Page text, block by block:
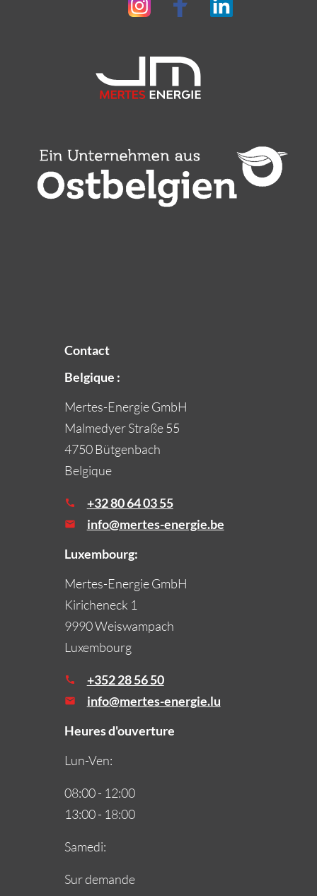
Contact
Belgique :
Mertes-Energie GmbH
Malmedyer Straße 55
4750 Bütgenbach
Belgique
+32 80 64 03 55
info@mertes-energie.be
Luxembourg:
Mertes-Energie GmbH
Kiricheneck 1
9990 Weiswampach
Luxembourg
+352 28 56 50
info@mertes-energie.lu
Heures d'ouverture
Lun-Ven:
08:00 - 12:00
13:00 - 18:00
Samedi:
Sur demande